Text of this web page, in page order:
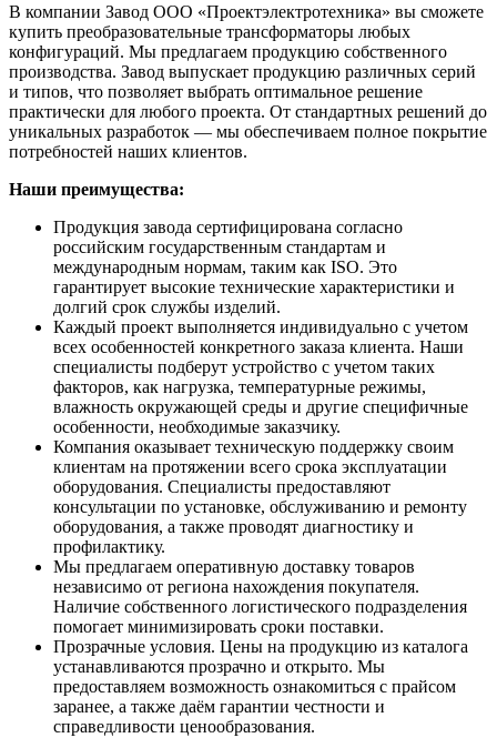
В компании Завод ООО «Проектэлектротехника» вы сможете
купить преобразовательные трансформаторы любых
конфигураций. Мы предлагаем продукцию собственного
производства. Завод выпускает продукцию различных серий
и типов, что позволяет выбрать оптимальное решение
практически для любого проекта. От стандартных решений до
уникальных разработок — мы обеспечиваем полное покрытие
потребностей наших клиентов.
Наши преимущества:
Продукция завода сертифицирована согласно
российским государственным стандартам и
международным нормам, таким как ISO. Это
гарантирует высокие технические характеристики и
долгий срок службы изделий.
Каждый проект выполняется индивидуально с учетом
всех особенностей конкретного заказа клиента. Наши
специалисты подберут устройство с учетом таких
факторов, как нагрузка, температурные режимы,
влажность окружающей среды и другие специфичные
особенности, необходимые заказчику.
Компания оказывает техническую поддержку своим
клиентам на протяжении всего срока эксплуатации
оборудования. Специалисты предоставляют
консультации по установке, обслуживанию и ремонту
оборудования, а также проводят диагностику и
профилактику.
Мы предлагаем оперативную доставку товаров
независимо от региона нахождения покупателя.
Наличие собственного логистического подразделения
помогает минимизировать сроки поставки.
Прозрачные условия. Цены на продукцию из каталога
устанавливаются прозрачно и открыто. Мы
предоставляем возможность ознакомиться с прайсом
заранее, а также даём гарантии честности и
справедливости ценообразования.